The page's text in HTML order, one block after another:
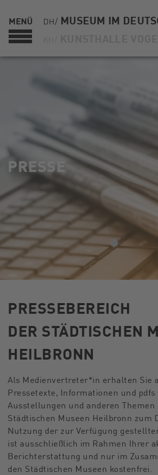
MENÜ DH/ MUSEUM IM
PRESSE
PRESSEBEREICH
DER STÄDTISCHEN
HEILBRONN
Als Medienvertreter*in erhalten Sie
Pressetexte, Informationen und pdfs
Ausstellungen und anderen Themen
Städtischen Museen Heilbronn zum
Nutzung der zur Verfügung
ist ausschließlich im Rahmen Ihrer
Berichterstattung und nur im
den Städtischen Museen kostenfrei.